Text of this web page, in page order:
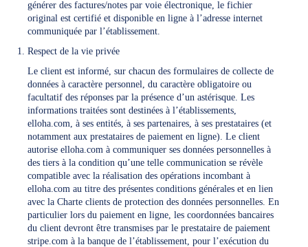
générer des factures/notes par voie électronique, le fichier
original est certifié et disponible en ligne à l’adresse internet
communiquée par l’établissement.
Respect de la vie privée
Le client est informé, sur chacun des formulaires de collecte de
données à caractère personnel, du caractère obligatoire ou
facultatif des réponses par la présence d’un astérisque. Les
informations traitées sont destinées à l’établissements,
elloha.com, à ses entités, à ses partenaires, à ses prestataires (et
notamment aux prestataires de paiement en ligne). Le client
autorise elloha.com à communiquer ses données personnelles à
des tiers à la condition qu’une telle communication se révèle
compatible avec la réalisation des opérations incombant à
elloha.com au titre des présentes conditions générales et en lien
avec la Charte clients de protection des données personnelles. En
particulier lors du paiement en ligne, les coordonnées bancaires
du client devront être transmises par le prestataire de paiement
stripe.com à la banque de l’établissement, pour l’exécution du